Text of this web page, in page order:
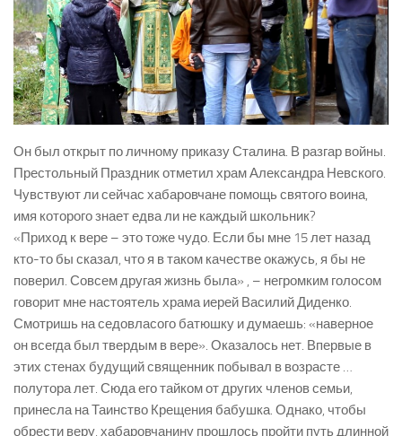
Он был открыт по личному приказу Сталина. В разгар войны.
Престольный Праздник отметил храм Александра Невского.
Чувствуют ли сейчас хабаровчане помощь святого воина,
имя которого знает едва ли не каждый школьник?
«Приход к вере – это тоже чудо. Если бы мне 15 лет назад
кто-то бы сказал, что я в таком качестве окажусь, я бы не
поверил. Совсем другая жизнь была» , – негромким голосом
говорит мне настоятель храма иерей Василий Диденко.
Смотришь на седовласого батюшку и думаешь: «наверное
он всегда был твердым в вере». Оказалось нет. Впервые в
этих стенах будущий священник побывал в возрасте …
полутора лет. Сюда его тайком от других членов семьи,
принесла на Таинство Крещения бабушка. Однако, чтобы
обрести веру, хабаровчанину прошлось пройти путь длинной